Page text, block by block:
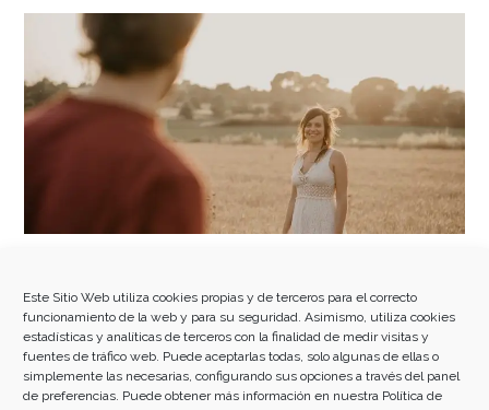
Este Sitio Web utiliza cookies propias y de terceros para el correcto
funcionamiento de la web y para su seguridad. Asimismo, utiliza cookies
estadísticas y analíticas de terceros con la finalidad de medir visitas y
fuentes de tráfico web. Puede aceptarlas todas, solo algunas de ellas o
simplemente las necesarias, configurando sus opciones a través del panel
de preferencias. Puede obtener más información en nuestra Política de